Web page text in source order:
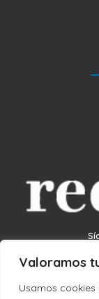
Valoramos
Usamos